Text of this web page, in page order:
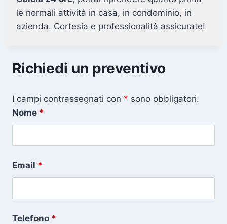
le normali attività in casa, in condominio, in
azienda. Cortesia e professionalità assicurate!
Richiedi un preventivo
I campi contrassegnati con * sono obbligatori.
Nome *
Email *
Telefono *